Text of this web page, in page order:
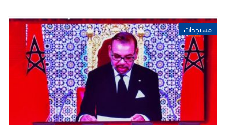
مستجدات